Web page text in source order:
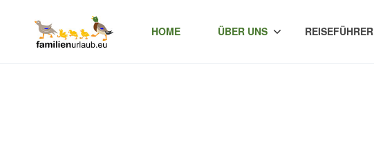
HOME ÜBER UNS REISEFÜHRER